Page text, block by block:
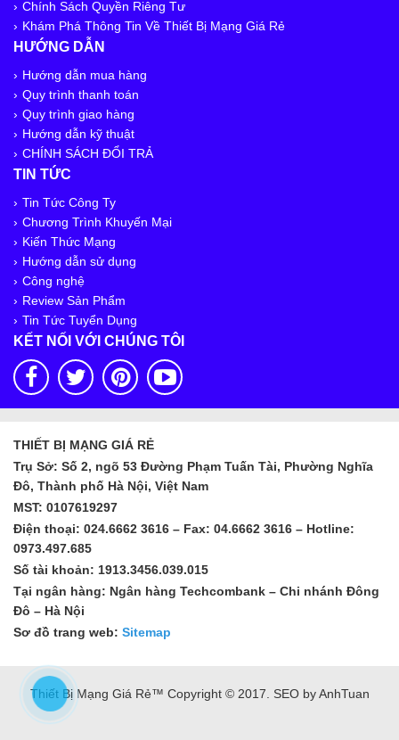
Chính Sách Quyền Riêng Tư
Khám Phá Thông Tin Về Thiết Bị Mạng Giá Rẻ
HƯỚNG DẪN
Hướng dẫn mua hàng
Quy trình thanh toán
Quy trình giao hàng
Hướng dẫn kỹ thuật
CHÍNH SÁCH ĐỔI TRẢ
TIN TỨC
Tin Tức Công Ty
Chương Trình Khuyến Mại
Kiến Thức Mạng
Hướng dẫn sử dụng
Công nghệ
Review Sản Phẩm
Tin Tức Tuyển Dụng
KẾT NỐI VỚI CHÚNG TÔI
THIẾT BỊ MẠNG GIÁ RẺ
Trụ Sở: Số 2, ngõ 53 Đường Phạm Tuấn Tài, Phường Nghĩa
Đô, Thành phố Hà Nội, Việt Nam
MST: 0107619297
Điện thoại: 024.6662 3616 – Fax: 04.6662 3616 – Hotline:
0973.497.685
Số tài khoản: 1913.3456.039.015
Tại ngân hàng: Ngân hàng Techcombank – Chi nhánh Đông
Đô – Hà Nội
Sơ đồ trang web: Sitemap
Thiết Bị Mạng Giá Rẻ™ Copyright © 2017. SEO by AnhTuan